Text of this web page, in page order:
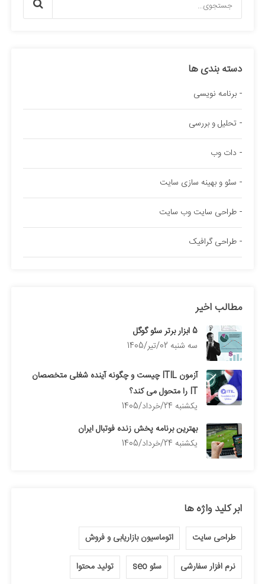
دسته بندی ها
برنامه نویسی
تحلیل و بررسی
دات وب
سئو و بهینه سازی سایت
طراحی سایت وب سایت
طراحی گرافیک
مطالب اخیر
5 ابزار برتر سئو گوگل
سه شنبه 02/تیر/1405
آزمون ITIL چیست و چگونه آینده شغلی متخصصان
IT را متحول می کند؟
يكشنبه 24/خرداد/1405
بهترین برنامه پخش زنده فوتبال ایران
يكشنبه 24/خرداد/1405
ابر کلید واژه ها
طراحی سایت اتوماسیون بازاریابی و فروش
نرم افزار سفارشی سئو seo تولید محتوا